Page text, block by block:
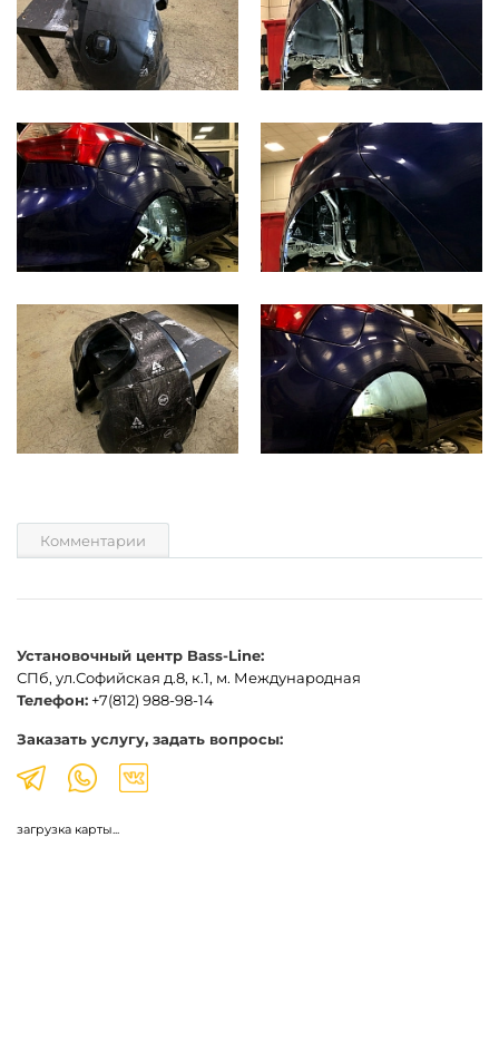
Комментарии
Установочный центр Bass-Line:
СПб, ул.Софийская д.8, к.1, м. Международная
Телефон: +7(812) 988-98-14
Заказать услугу, задать вопросы:
загрузка карты...